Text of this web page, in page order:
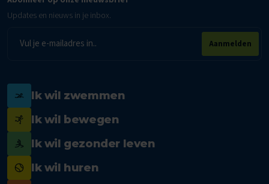
Updates en nieuws in je inbox.
mailadres
Aanmelden
Ik wil zwemmen
Ik wil bewegen
Ik wil gezonder leven
Ik wil huren